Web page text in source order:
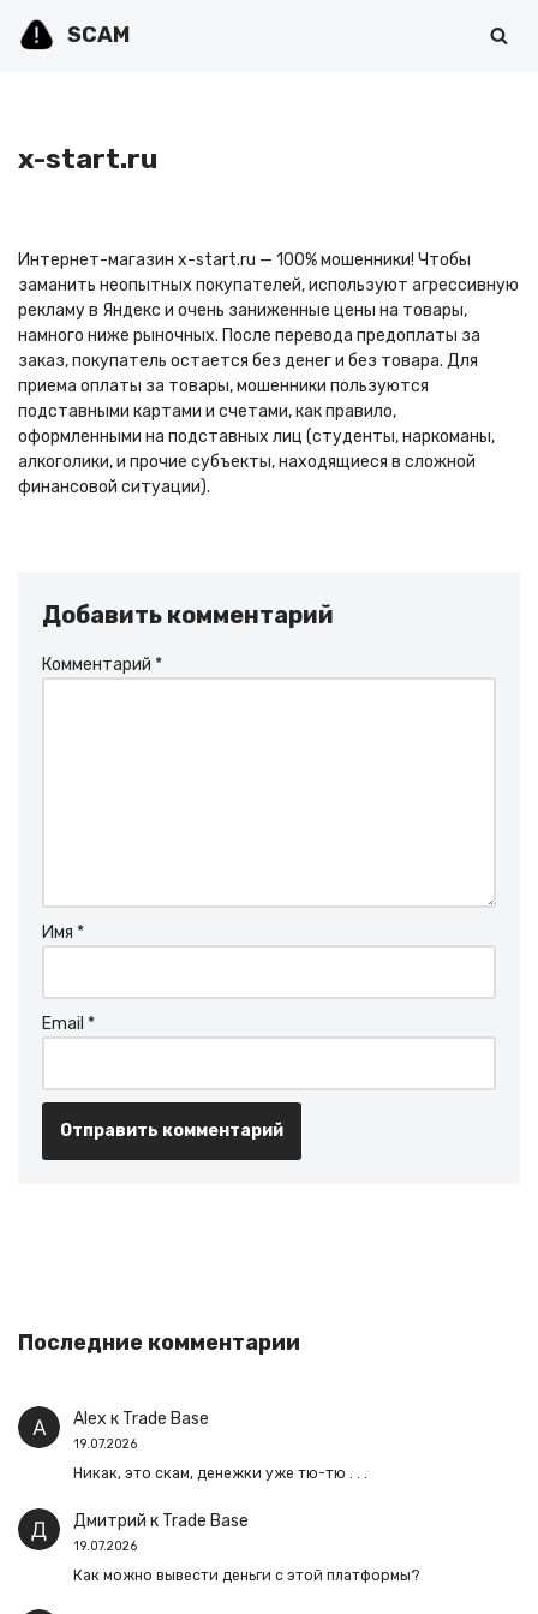
SCAM
x-start.ru
Интернет-магазин x-start.ru — 100% мошенники! Чтобы
заманить неопытных покупателей, используют агрессивную
рекламу в Яндекс и очень заниженные цены на товары,
намного ниже рыночных. После перевода предоплаты за
заказ, покупатель остается без денег и без товара. Для
приема оплаты за товары, мошенники пользуются
подставными картами и счетами, как правило,
оформленными на подставных лиц (студенты, наркоманы,
алкоголики, и прочие субъекты, находящиеся в сложной
финансовой ситуации).
Добавить комментарий
Комментарий *
Имя *
Email *
Последние комментарии
Alex к Trade Base
19.07.2026
Никак, это скам, денежки уже тю-тю . . .
Дмитрий к Trade Base
19.07.2026
Как можно вывести деньги с этой платформы?